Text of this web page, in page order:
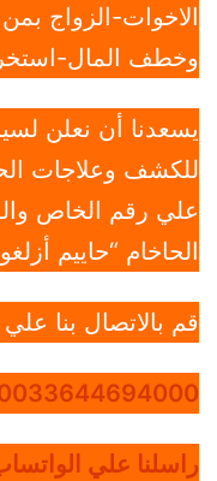
الاخوات-الزواج
وخطف المال-
يسعدنا أن نعلن
للكشف وعلاجات
علي رقم الخاص
الحاخام “حاييم
قم بالاتصال بنا
راسلنا علي